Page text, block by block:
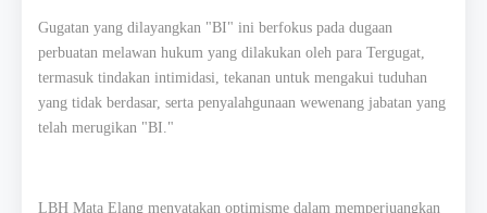
Gugatan yang dilayangkan "BI" ini berfokus pada dugaan
perbuatan melawan hukum yang dilakukan oleh para Tergugat,
termasuk tindakan intimidasi, tekanan untuk mengakui tuduhan
yang tidak berdasar, serta penyalahgunaan wewenang jabatan yang
telah merugikan "BI."
LBH Mata Elang menyatakan optimisme dalam memperjuangkan